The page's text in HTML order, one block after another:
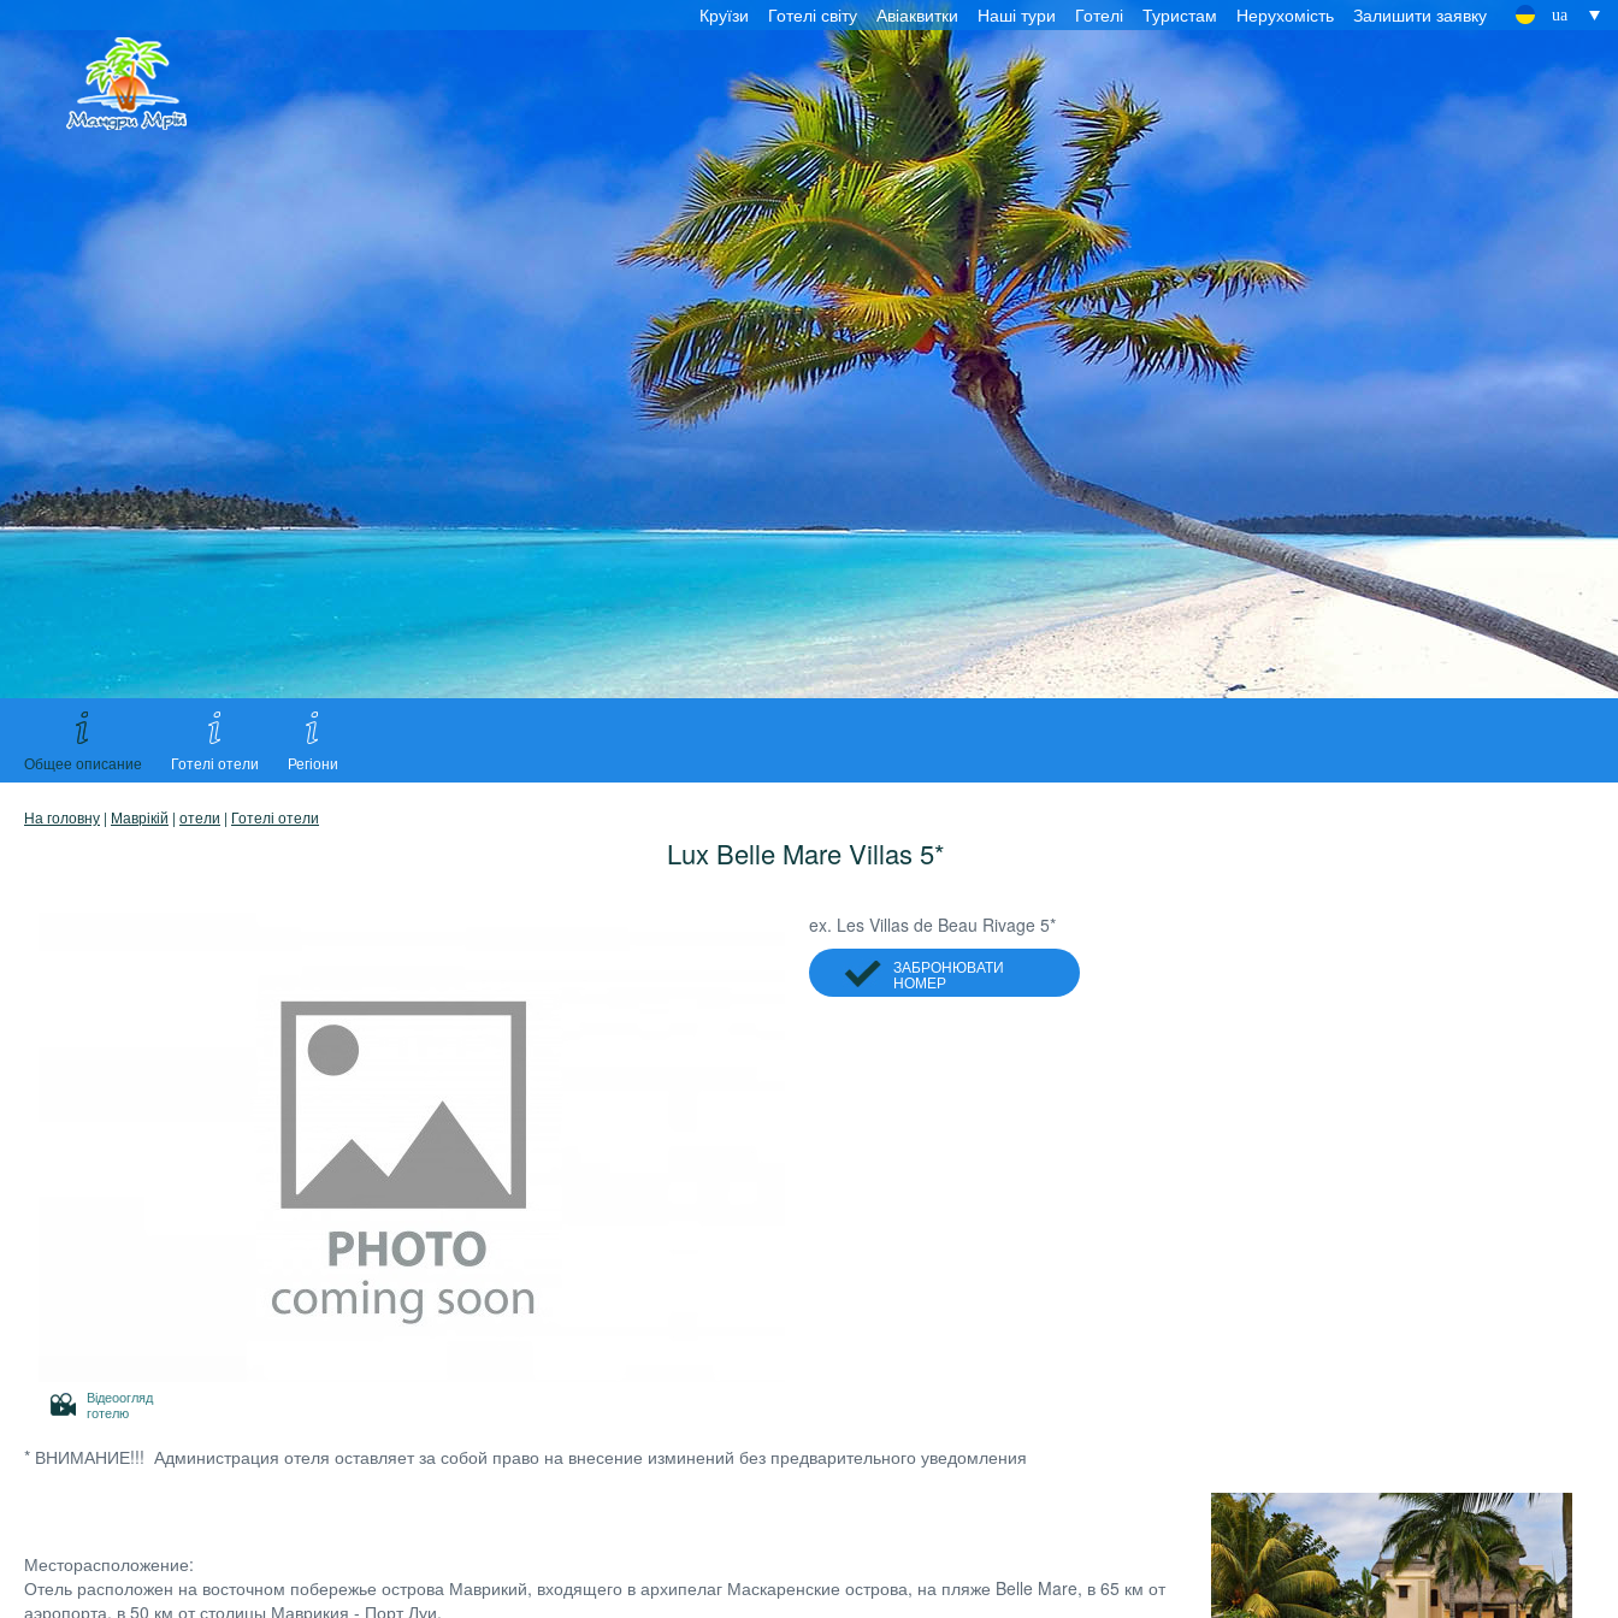
Круїзи Готелі світу Авіаквитки Наші тури Готелі Туристам Нерухомість Залишити заявку ua
Общее описание Готелі отели Регіони
На головну | Маврікій | отели | Готелі отели
Lux Belle Mare Villas 5*
Відеоогляд
готелю
ex. Les Villas de Beau Rivage 5*
ЗАБРОНЮВАТИ
НОМЕР
* ВНИМАНИЕ!!! Администрация отеля оставляет за собой право на внесение изминений без предварительного уведомления
Месторасположение:
Отель расположен на восточном побережье острова Маврикий, входящего в архипелаг Маскаренские острова, на пляже Belle Mare, в 65 км от
аэропорта, в 50 км от столицы Маврикия - Порт Луи.